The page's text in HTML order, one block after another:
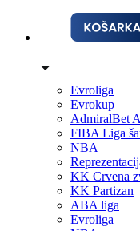
Evroliga
Evrokup
AdmiralBet
FIBA Liga
NBA
KK Crvena
KK Partizan
ABA liga
Evroliga